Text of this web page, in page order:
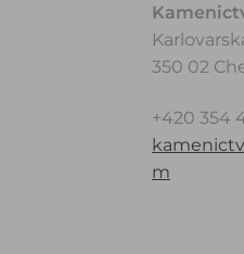
350 02
+420 354
m